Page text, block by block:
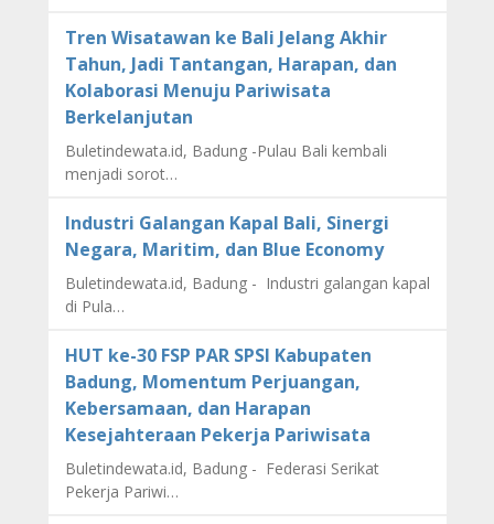
Tren Wisatawan ke Bali Jelang Akhir
Tahun, Jadi Tantangan, Harapan, dan
Kolaborasi Menuju Pariwisata
Berkelanjutan
Buletindewata.id, Badung -Pulau Bali kembali
menjadi sorot…
Industri Galangan Kapal Bali, Sinergi
Negara, Maritim, dan Blue Economy
Buletindewata.id, Badung - Industri galangan kapal
di Pula…
HUT ke-30 FSP PAR SPSI Kabupaten
Badung, Momentum Perjuangan,
Kebersamaan, dan Harapan
Kesejahteraan Pekerja Pariwisata
Buletindewata.id, Badung - Federasi Serikat
Pekerja Pariwi…